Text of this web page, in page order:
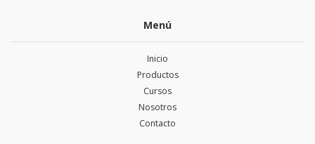
Menú
Inicio
Productos
Cursos
Nosotros
Contacto